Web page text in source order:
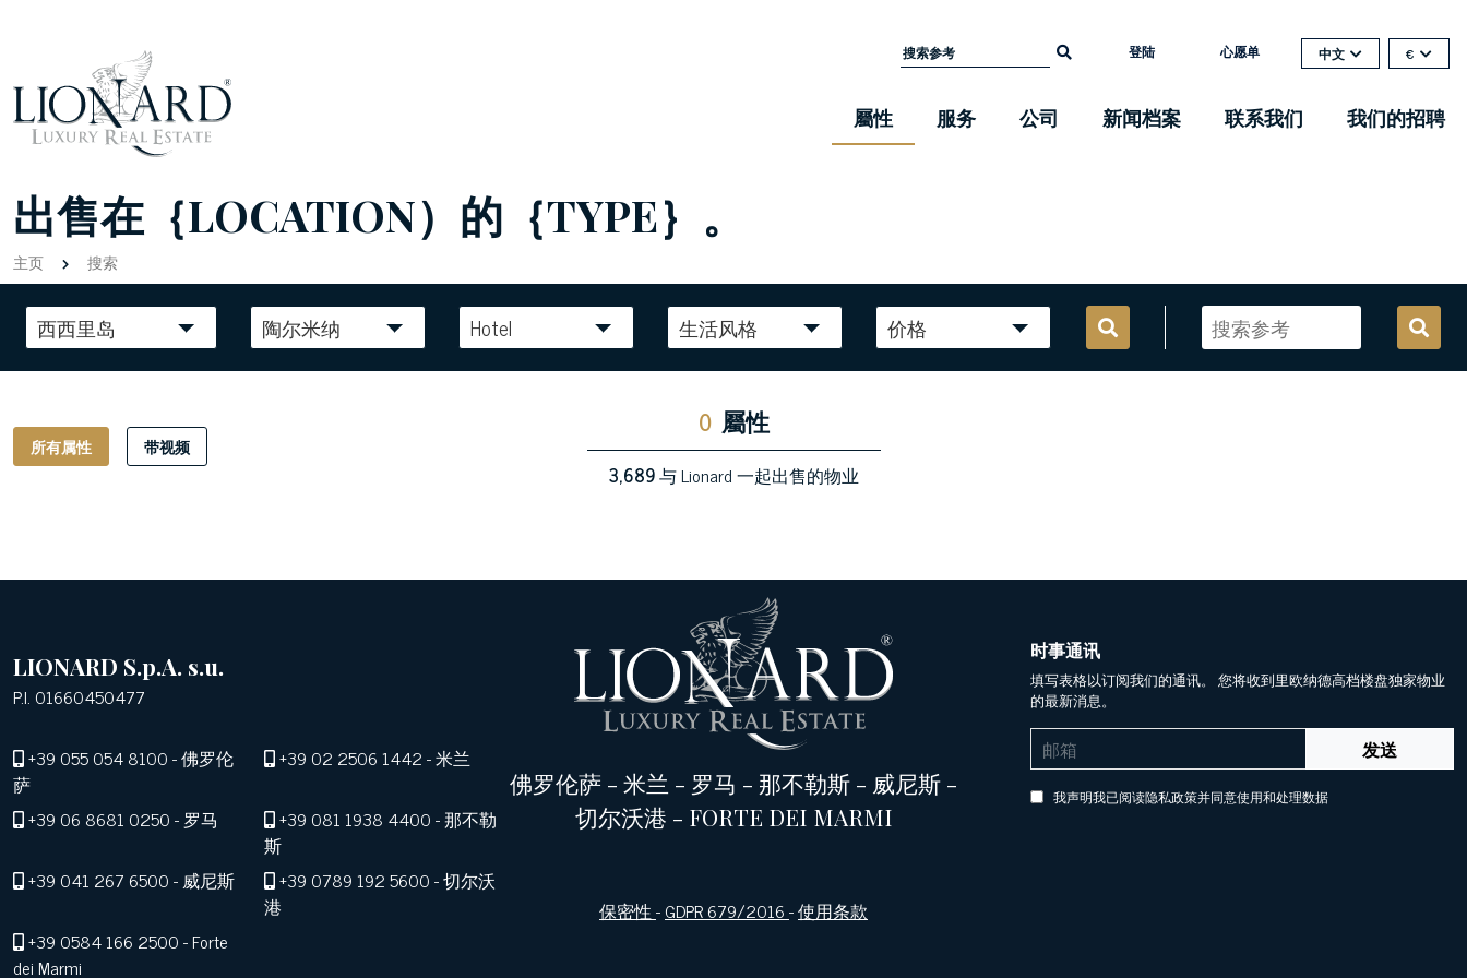
登陆 心愿单 中文 €
屬性 服务 公司 新闻档案 联系我们 我们的招聘
出售在｛LOCATION）的｛TYPE｝。
主页 搜索
西西里岛 陶尔米纳 Hotel 生活风格 价格
所有属性 带视频
0 屬性
3,689与 Lionard 一起出售的物业
LIONARD S.p.A. s.u.
P.I. 01660450477
+39 055 054 8100- 佛罗伦
萨
+39 02 2506 1442- 米兰
+39 06 8681 0250- 罗马 +39 081 1938 4400- 那不勒
斯
+39 041 267 6500- 威尼斯 +39 0789 192 5600- 切尔沃
港
+39 0584 166 2500- Forte
dei Marmi
佛罗伦萨 - 米兰 - 罗马 - 那不勒斯 - 威尼斯 -
切尔沃港 - FORTE DEI MARMI
保密性-GDPR 679/2016-使用条款
时事通讯
填写表格以订阅我们的通讯。 您将收到里欧纳德高档楼盘独家物业
的最新消息。
发送
我声明我已阅读隐私政策并同意使用和处理数据